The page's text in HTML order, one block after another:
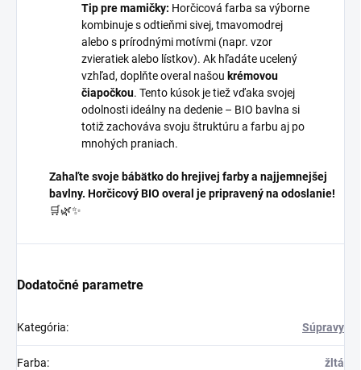
Tip pre mamičky: Horčicová farba sa výborne
kombinuje s odtieňmi sivej, tmavomodrej
alebo s prírodnými motívmi (napr. vzor
zvieratiek alebo lístkov). Ak hľadáte ucelený
vzhľad, doplňte overal našou krémovou
čiapočkou. Tento kúsok je tiež vďaka svojej
odolnosti ideálny na dedenie – BIO bavlna si
totiž zachováva svoju štruktúru a farbu aj po
mnohých praniach.
Zahaľte svoje bábätko do hrejivej farby a najjemnejšej
bavlny. Horčicový BIO overal je pripravený na odoslanie!
🛒🌿✨
Dodatočné parametre
Kategória: Súpravy
Farba: žltá